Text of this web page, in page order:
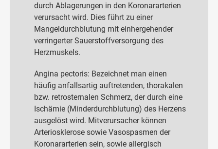
durch Ablagerungen in den Koronararterien
verursacht wird. Dies führt zu einer
Mangeldurchblutung mit einhergehender
verringerter Sauerstoffversorgung des
Herzmuskels.
Angina pectoris: Bezeichnet man einen
häufig anfallsartig auftretenden, thorakalen
bzw. retrosternalen Schmerz, der durch eine
Ischämie (Minderdurchblutung) des Herzens
ausgelöst wird. Mitverursacher können
Arteriosklerose sowie Vasospasmen der
Koronararterien sein, sowie allergisch